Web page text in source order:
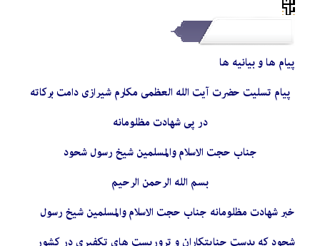
پیام ها و بیانیه ها
پیام تسلیت حضرت آیت الله العظمی مکارم شیرازی دامت برکاته
در پی شهادت مظلومانه
جناب حجت الاسلام والمسلمین شیخ رسول شحود
بسم الله الرحمن الرحیم
خبر شهادت مظلومانه جناب حجت الاسلام والمسلمین شیخ رسول
شحود که بدست جنایتکاران و تروریست های تکفیری در کشور